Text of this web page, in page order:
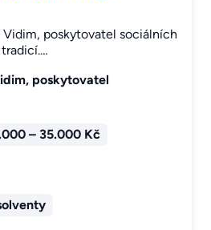
poskytovatel sociálních
poskytovatel
– 35.000 Kč